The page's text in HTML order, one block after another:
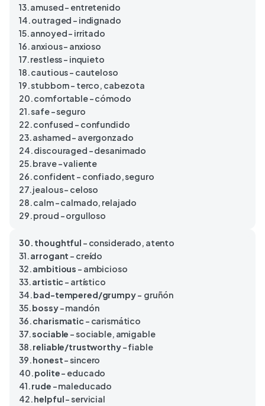
13. amused – entretenido
14. outraged – indignado
15. annoyed – irritado
16. anxious – anxioso
17. restless – inquieto
18. cautious – cauteloso
19. stubborn – terco, cabezota
20. comfortable – cómodo
21. safe – seguro
22. confused – confundido
23. ashamed – avergonzado
24. discouraged – desanimado
25. brave – valiente
26. confident – confiado, seguro
27. jealous – celoso
28. calm – calmado, relajado
29. proud – orgulloso
30. thoughtful – considerado, atento
31.arrogant – creído
32.ambitious – ambicioso
33.artistic– artístico
34.bad-tempered/grumpy– gruñón
35.bossy– mandón
36.charismatic– carismático
37.sociable – sociable, amigable
38.reliable/trustworthy– fiable
39.honest– sincero
40.polite– educado
41.rude – maleducado
42.helpful– servicial